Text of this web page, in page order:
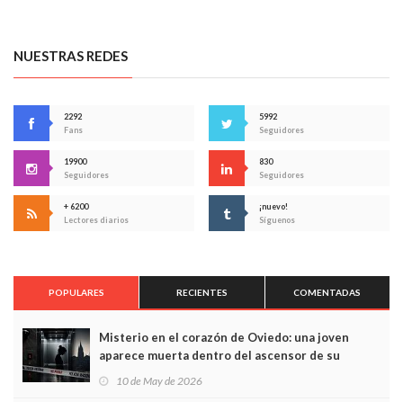
NUESTRAS REDES
2292
Fans
5992
Seguidores
19900
Seguidores
830
Seguidores
+ 6200
Lectores diarios
¡nuevo!
Síguenos
POPULARES RECIENTES COMENTADAS
Misterio en el corazón de Oviedo: una joven
aparece muerta dentro del ascensor de su
edificio y las cámaras captan sus últimos minutos
10 de May de 2026